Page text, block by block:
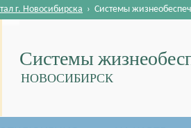
Системы
НОВОСИБИРСК
г. Новосибирска › Системы